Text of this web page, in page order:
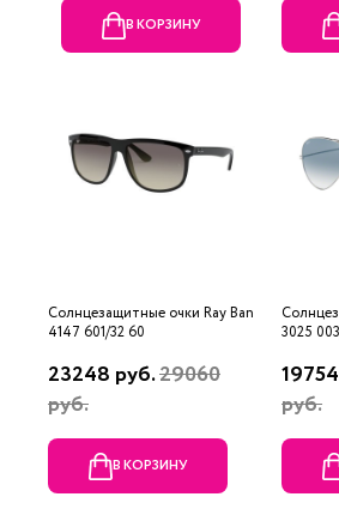
В КОРЗИНУ
Солнцезащитные очки Ray Ban
4147 601/32 60
23248 руб.29060
руб.
В КОРЗИНУ
3025
руб.